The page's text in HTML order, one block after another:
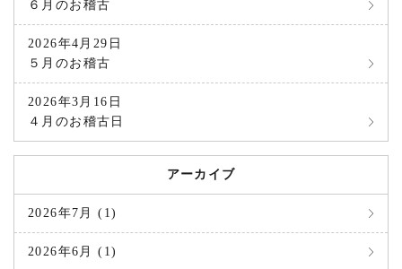
６月のお稽古
2026年4月29日
５月のお稽古
2026年3月16日
４月のお稽古日
アーカイブ
2026年7月 (1)
2026年6月 (1)